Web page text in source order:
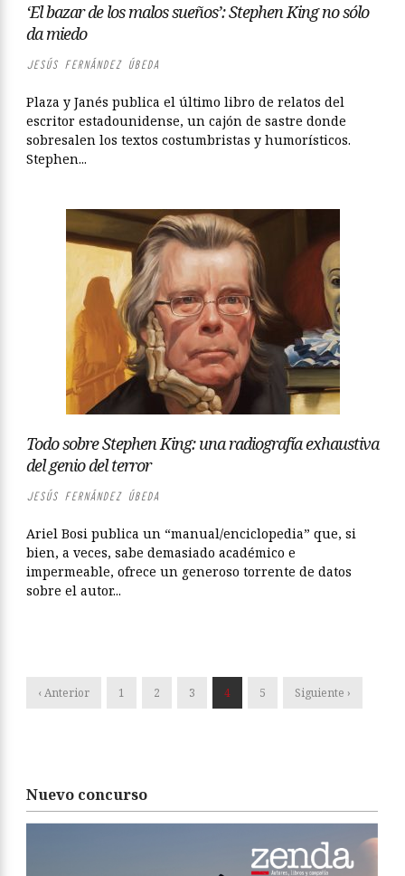
‘El bazar de los malos sueños’: Stephen King no sólo
da miedo
JESÚS FERNÁNDEZ ÚBEDA
Plaza y Janés publica el último libro de relatos del
escritor estadounidense, un cajón de sastre donde
sobresalen los textos costumbristas y humorísticos.
Stephen...
Todo sobre Stephen King: una radiografía exhaustiva
del genio del terror
JESÚS FERNÁNDEZ ÚBEDA
Ariel Bosi publica un “manual/enciclopedia” que, si
bien, a veces, sabe demasiado académico e
impermeable, ofrece un generoso torrente de datos
sobre el autor...
‹ Anterior 1 2 3 4 5 Siguiente ›
Nuevo concurso